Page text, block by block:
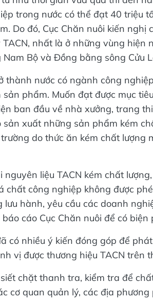
trong nước có thể đạt 40 triệu
Do đó, Cục Chăn nuôi kiến nghị
nhất là ở những vùng hiện
Bộ và Đồng bằng sông Cửu
nước có ngành công
phẩm. Muốn đạt được mục
ban đầu về nhà xưởng, trang
xuất những sản phẩm kém
do thức ăn kém chất lượng
liệu TACN kém chất
chất công nghiệp không được
hành, yêu cầu các doanh
cáo Cục Chăn nuôi để có biện
có nhiều ý kiến đóng góp để
vị được thương hiệu TACN trên
chặt thanh tra, kiểm tra để
cơ quan quản lý, các địa